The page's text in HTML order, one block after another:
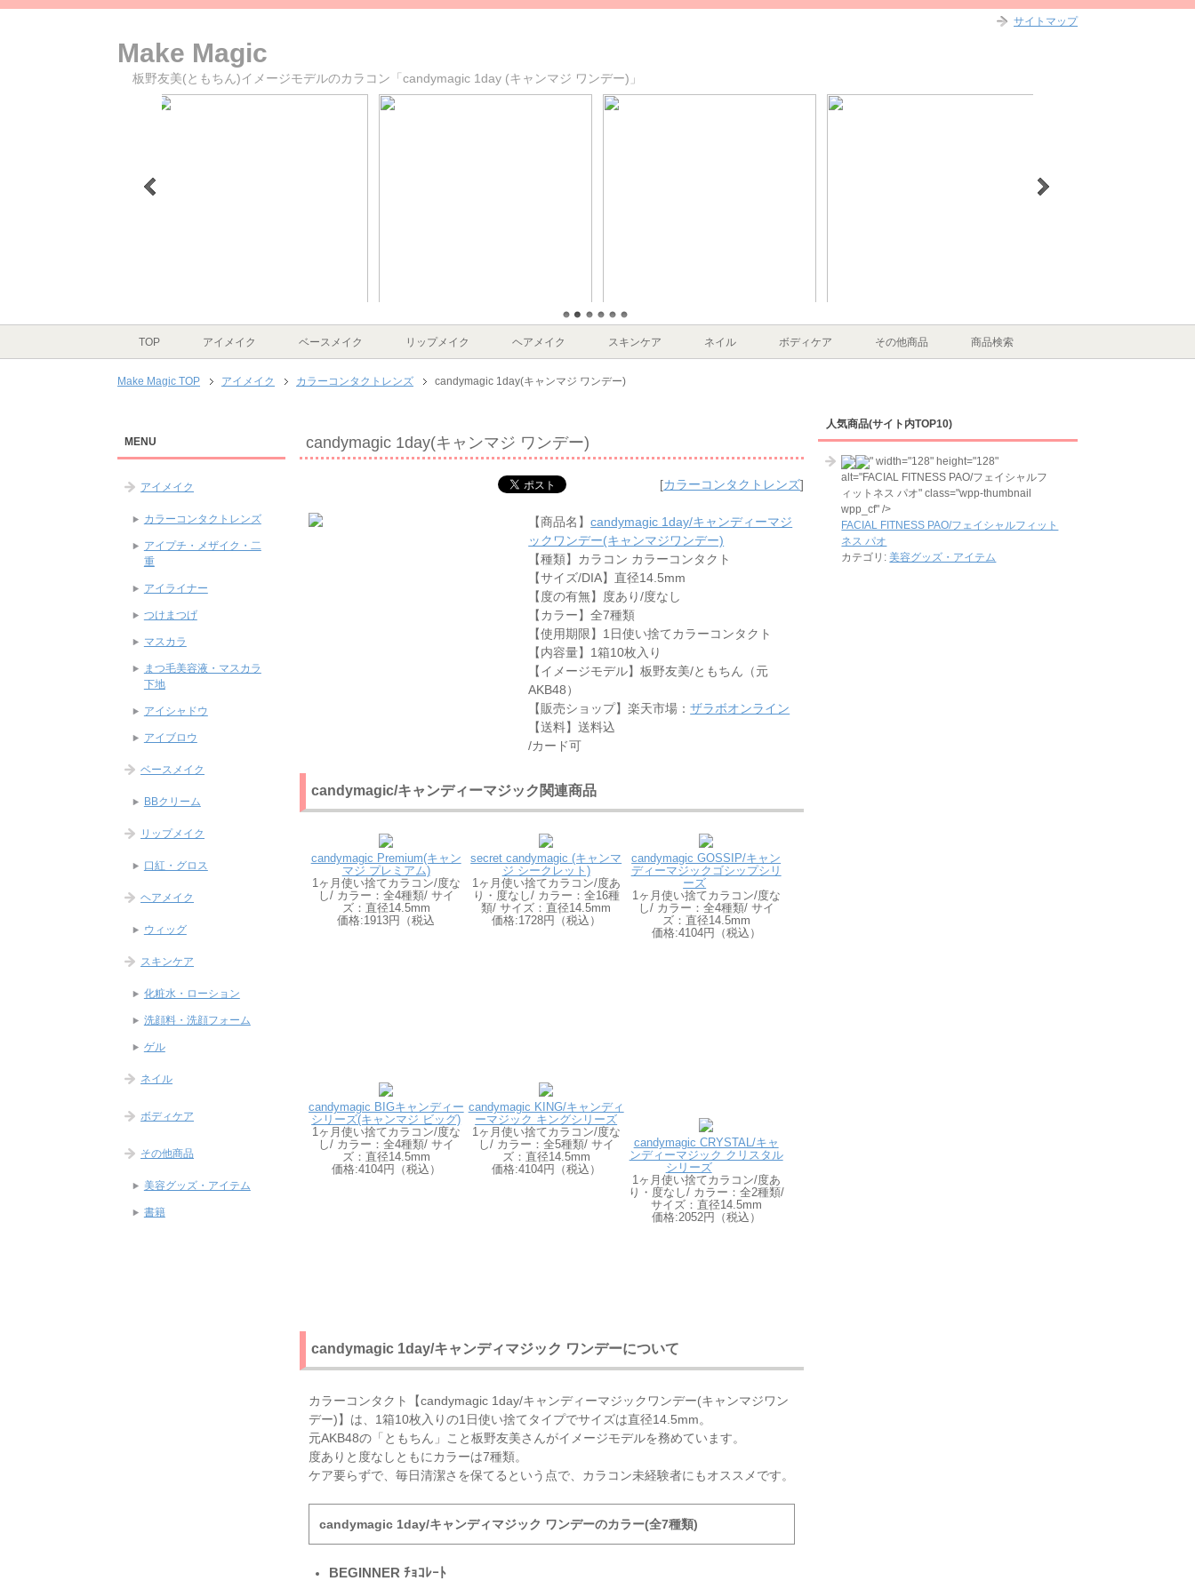
Make Magic
板野友美(ともちん)イメージモデルのカラコン「candymagic 1day (キャンマジ ワンデー)」
>
TOP
アイメイク ベースメイク リップメイク ヘアメイク スキンケア ネイル ボディケア その他商品 商品検索
Make Magic TOP アイメイク カラーコンタクトレンズ candymagic 1day(キャンマジ ワンデー)
candymagic 1day(キャンマジ ワンデー)
[カラーコンタクトレンズ]
【商品名】candymagic 1day/キャンディーマジ
ックワンデー(キャンマジワンデー)
【種類】カラコン カラーコンタクト
【サイズ/DIA】直径14.5mm
【度の有無】度あり/度なし
【カラー】全7種類
【使用期限】1日使い捨てカラーコンタクト
【内容量】1箱10枚入り
【イメージモデル】板野友美/ともちん（元
AKB48）
【販売ショップ】楽天市場：ザラボオンライン
【送料】送料込
/カード可
candymagic/キャンディーマジック関連商品
candymagic Premium(キャン
マジ プレミアム)
1ヶ月使い捨てカラコン/度な
し/ カラー：全4種類/ サイ
ズ：直径14.5mm
価格:1913円（税込
secret candymagic (キャンマ
ジ シークレット)
1ヶ月使い捨てカラコン/度あ
り・度なし/ カラー：全16種
類/ サイズ：直径14.5mm
価格:1728円（税込）
candymagic GOSSIP/キャン
ディーマジックゴシップシリ
ーズ
1ヶ月使い捨てカラコン/度な
し/ カラー：全4種類/ サイ
ズ：直径14.5mm
価格:4104円（税込）
candymagic BIGキャンディー
シリーズ(キャンマジ ビッグ)
1ヶ月使い捨てカラコン/度な
し/ カラー：全4種類/ サイ
ズ：直径14.5mm
価格:4104円（税込）
candymagic KING/キャンディ
ーマジック キングシリーズ
1ヶ月使い捨てカラコン/度な
し/ カラー：全5種類/ サイ
ズ：直径14.5mm
価格:4104円（税込）
candymagic CRYSTAL/キャ
ンディーマジック クリスタル
シリーズ
1ヶ月使い捨てカラコン/度あ
り・度なし/ カラー：全2種類/
サイズ：直径14.5mm
価格:2052円（税込）
candymagic 1day/キャンディマジック ワンデーについて
カラーコンタクト【candymagic 1day/キャンディーマジックワンデー(キャンマジワン
デー)】は、1箱10枚入りの1日使い捨てタイプでサイズは直径14.5mm。
元AKB48の「ともちん」こと板野友美さんがイメージモデルを務めています。
度ありと度なしともにカラーは7種類。
ケア要らずで、毎日清潔さを保てるという点で、カラコン未経験者にもオススメです。
candymagic 1day/キャンディマジック ワンデーのカラー(全7種類)
BEGINNER ﾁｮｺﾚｰﾄ
MENU
アイメイク
カラーコンタクトレンズ
アイプチ・メザイク・二
重
アイライナー
つけまつげ
マスカラ
まつ毛美容液・マスカラ
下地
アイシャドウ
アイブロウ
ベースメイク
BBクリーム
リップメイク
口紅・グロス
ヘアメイク
ウィッグ
スキンケア
化粧水・ローション
洗顔料・洗顔フォーム
ゲル
ネイル
ボディケア
その他商品
美容グッズ・アイテム
書籍
人気商品(サイト内TOP10)
" width="128" height="128"
alt="FACIAL FITNESS PAO/フェイシャルフ
ィットネス パオ" class="wpp-thumbnail
wpp_cf" />
FACIAL FITNESS PAO/フェイシャルフィット
ネス パオ
カテゴリ:美容グッズ・アイテム
サイトマップ